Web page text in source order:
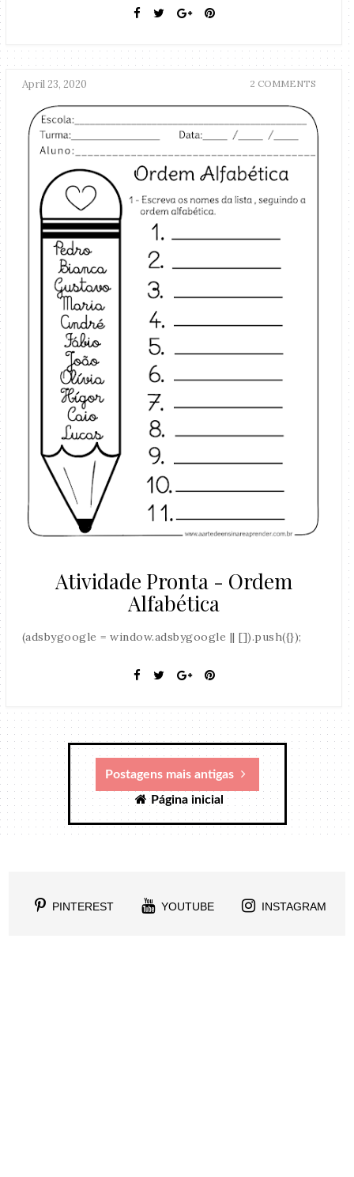
April 23, 2020 2 COMMENTS
Atividade Pronta - Ordem
Alfabética
(adsbygoogle = window.adsbygoogle || []).push({});
Postagens mais antigas
Página inicial
PINTEREST YOUTUBE INSTAGRAM